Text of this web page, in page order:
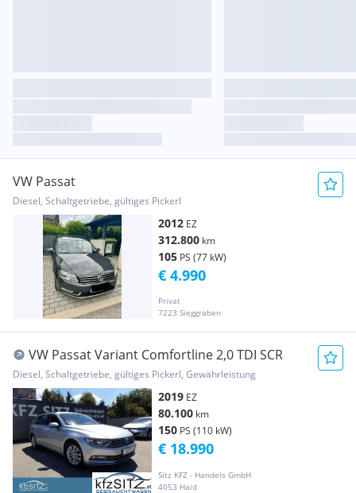
VW Passat
Diesel, Schaltgetriebe, gültiges Pickerl
2012 EZ
312.800 km
105 PS (77 kW)
Privat
7223 Sieggraben
€ 4.990
VW Passat Variant Comfortline 2,0 TDI SCR
Diesel, Schaltgetriebe, gültiges Pickerl, Gewährleistung
2019 EZ
80.100 km
150 PS (110 kW)
Sitz KFZ - Handels GmbH
4053 Haid
€ 18.990